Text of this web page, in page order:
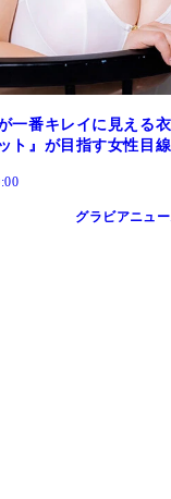
一番キレイに見える
ト』が目指す女性目
グラビアニュー